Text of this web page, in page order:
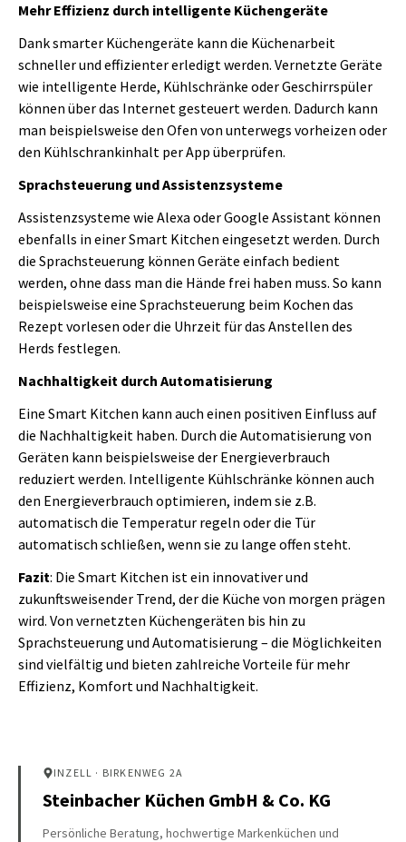
Mehr Effizienz durch intelligente Küchengeräte
Dank smarter Küchengeräte kann die Küchenarbeit
schneller und effizienter erledigt werden. Vernetzte Geräte
wie intelligente Herde, Kühlschränke oder Geschirrspüler
können über das Internet gesteuert werden. Dadurch kann
man beispielsweise den Ofen von unterwegs vorheizen oder
den Kühlschrankinhalt per App überprüfen.
Sprachsteuerung und Assistenzsysteme
Assistenzsysteme wie Alexa oder Google Assistant können
ebenfalls in einer Smart Kitchen eingesetzt werden. Durch
die Sprachsteuerung können Geräte einfach bedient
werden, ohne dass man die Hände frei haben muss. So kann
beispielsweise eine Sprachsteuerung beim Kochen das
Rezept vorlesen oder die Uhrzeit für das Anstellen des
Herds festlegen.
Nachhaltigkeit durch Automatisierung
Eine Smart Kitchen kann auch einen positiven Einfluss auf
die Nachhaltigkeit haben. Durch die Automatisierung von
Geräten kann beispielsweise der Energieverbrauch
reduziert werden. Intelligente Kühlschränke können auch
den Energieverbrauch optimieren, indem sie z.B.
automatisch die Temperatur regeln oder die Tür
automatisch schließen, wenn sie zu lange offen steht.
Fazit: Die Smart Kitchen ist ein innovativer und
zukunftsweisender Trend, der die Küche von morgen prägen
wird. Von vernetzten Küchengeräten bis hin zu
Sprachsteuerung und Automatisierung – die Möglichkeiten
sind vielfältig und bieten zahlreiche Vorteile für mehr
Effizienz, Komfort und Nachhaltigkeit.
INZELL · BIRKENWEG 2A
Steinbacher Küchen GmbH & Co. KG
Persönliche Beratung, hochwertige Markenküchen und